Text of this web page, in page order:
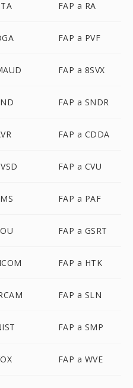
FAP a RA
FAP a PVF
FAP a 8SVX
FAP a SNDR
FAP a CDDA
FAP a CVU
FAP a PAF
FAP a GSRT
FAP a HTK
FAP a SLN
FAP a SMP
FAP a WVE